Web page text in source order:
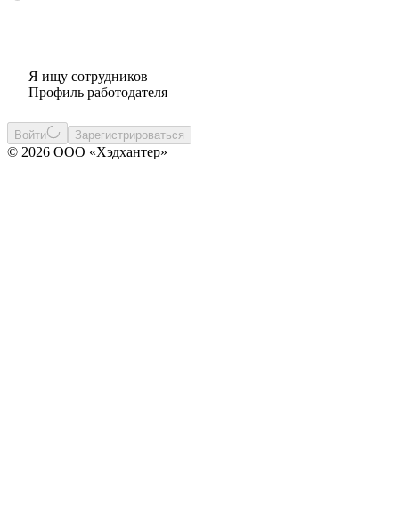
Я ищу сотрудников
Профиль работодателя
Войти Зарегистрироваться
© 2026 ООО «Хэдхантер»